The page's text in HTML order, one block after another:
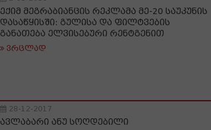
ექიმ მეგრაბიანცის რეკლამა მე-20 საუკუნის
დასაწყისში: გულისა და ფილტვების
განათება ელვისებური რენტგენით
ვრცლად
28-12-2017
ავლაბარი ანუ სოღდებილი